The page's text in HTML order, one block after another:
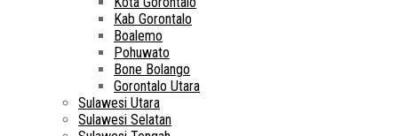
Kab Gorontalo
Boalemo
Pohuwato
Bone Bolango
Gorontalo Utara
Sulawesi Utara
Sulawesi Selatan